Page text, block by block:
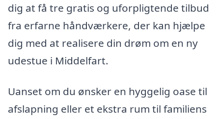
dig at få tre gratis og uforpligtende tilbud
fra erfarne håndværkere, der kan hjælpe
dig med at realisere din drøm om en ny
udestue i Middelfart.
Uanset om du ønsker en hyggelig oase til
afslapning eller et ekstra rum til familiens